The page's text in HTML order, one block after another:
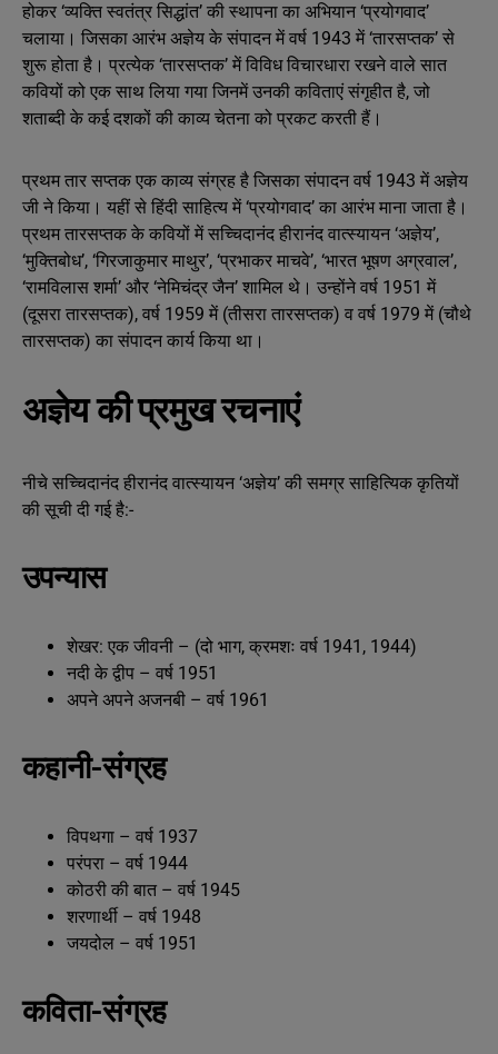
होकर ‘व्यक्ति स्वतंत्र सिद्धांत’ की स्थापना का अभियान ‘प्रयोगवाद’
चलाया। जिसका आरंभ अज्ञेय के संपादन में वर्ष 1943 में ‘तारसप्तक’ से
शुरू होता है। प्रत्येक ‘तारसप्तक’ में विविध विचारधारा रखने वाले सात
कवियों को एक साथ लिया गया जिनमें उनकी कविताएं संगृहीत है, जो
शताब्दी के कई दशकों की काव्य चेतना को प्रकट करती हैं।
प्रथम तार सप्तक एक काव्य संग्रह है जिसका संपादन वर्ष 1943 में अज्ञेय
जी ने किया। यहीं से हिंदी साहित्य में ‘प्रयोगवाद’ का आरंभ माना जाता है।
प्रथम तारसप्तक के कवियों में सच्चिदानंद हीरानंद वात्स्यायन ‘अज्ञेय’,
‘मुक्तिबोध’, ‘गिरजाकुमार माथुर’, ‘प्रभाकर माचवे’, ‘भारत भूषण अग्रवाल’,
‘रामविलास शर्मा’ और ‘नेमिचंद्र जैन’ शामिल थे। उन्होंने वर्ष 1951 में
(दूसरा तारसप्तक), वर्ष 1959 में (तीसरा तारसप्तक) व वर्ष 1979 में (चौथे
तारसप्तक) का संपादन कार्य किया था।
अज्ञेय की प्रमुख रचनाएं
नीचे सच्चिदानंद हीरानंद वात्स्यायन ‘अज्ञेय’ की समग्र साहित्यिक कृतियों
की सूची दी गई है:-
उपन्यास
शेखर: एक जीवनी – (दो भाग, क्रमशः वर्ष 1941, 1944)
नदी के द्वीप – वर्ष 1951
अपने अपने अजनबी – वर्ष 1961
कहानी-संग्रह
विपथगा – वर्ष 1937
परंपरा – वर्ष 1944
कोठरी की बात – वर्ष 1945
शरणार्थी – वर्ष 1948
जयदोल – वर्ष 1951
कविता-संग्रह